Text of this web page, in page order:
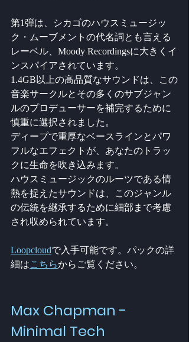
第1弾は、シカゴのハウスミュージッ
ク・ムーブメントの代名詞とも言える
レーベル、Moody Recordingsに大きくイ
ンスパイアされています。
1.4GB以上の高品質なサウンドは、この
音楽サークルとその多くのサブジャン
ルのプロデューサーを補完するために
慎重に選択されました。
ディープで重厚なベースラインとパワ
フルなエフェクトが、あなたのトラッ
クに生命を吹き込みます。
ハウスミュージックのルーツである情
熱を捉えたサウンドは、このジャンル
の伝統を継承するために細部まで考慮
され収められています。
Loopcloudで入手可能です。パックの詳
細はこちらからご覧ください。
Max Chapman -
Minimal Tech